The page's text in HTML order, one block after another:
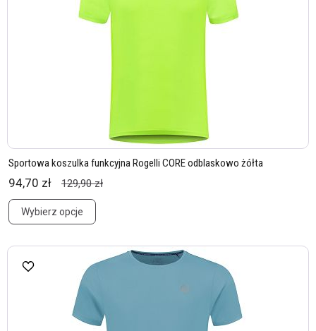
Sportowa koszulka funkcyjna Rogelli CORE odblaskowo żółta
94,70 zł 129,90 zł
Wybierz opcje